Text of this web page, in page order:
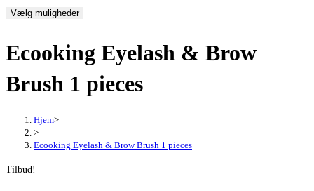
pris
139,95 kr..104,96 kr..
Vælg muligheder
Ecooking Eyelash & Brow
Brush 1 pieces
Hjem>
>
Ecooking Eyelash & Brow Brush 1 pieces
Tilbud!